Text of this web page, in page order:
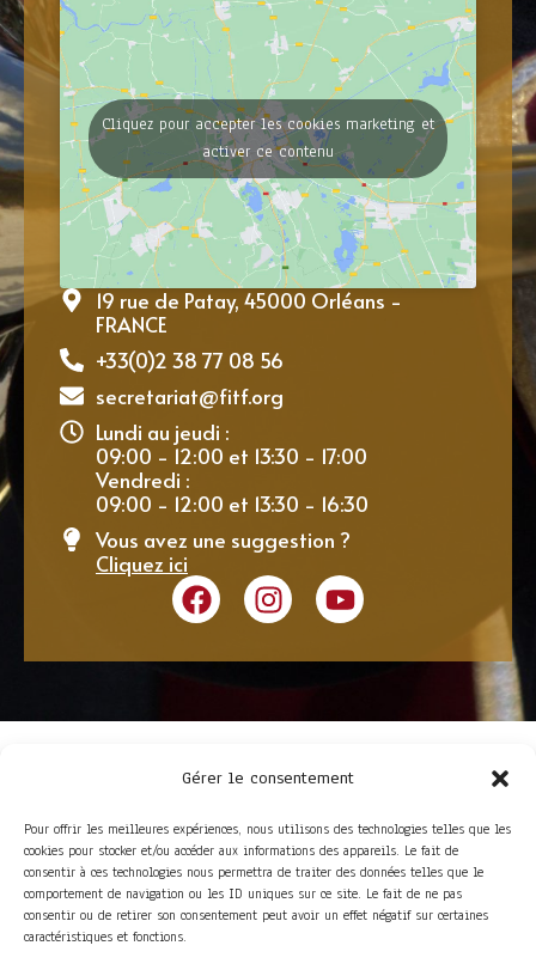
Gérer le consentement
Pour offrir les meilleures expériences, nous utilisons des technologies telles que les
cookies pour stocker et/ou accéder aux informations des appareils. Le fait de
consentir à ces technologies nous permettra de traiter des données telles que le
comportement de navigation ou les ID uniques sur ce site. Le fait de ne pas
consentir ou de retirer son consentement peut avoir un effet négatif sur certaines
caractéristiques et fonctions.
Cliquez pour accepter les cookies marketing et
activer ce contenu
19 rue de Patay, 45000 Orléans -
FRANCE
+33(0)2 38 77 08 56
secretariat@fitf.org
Lundi au jeudi :
09:00 - 12:00 et 13:30 - 17:00
Vendredi :
09:00 - 12:00 et 13:30 - 16:30
Vous avez une suggestion ?
Cliquez ici
ACCÈS RAPIDE
La Trompe